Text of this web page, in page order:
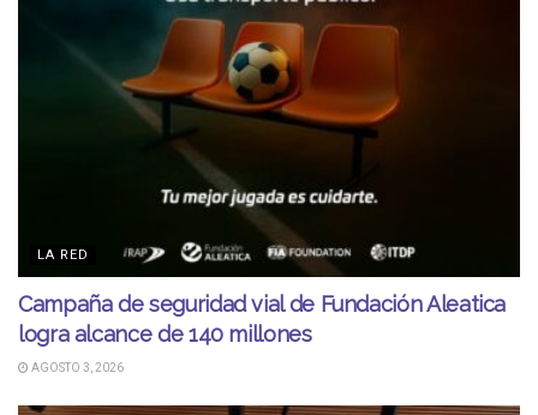
LA RED
Campaña de seguridad vial de Fundación Aleatica
logra alcance de 140 millones
AGOSTO 3, 2026